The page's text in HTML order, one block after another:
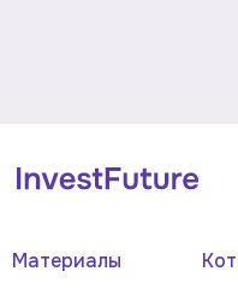
Материалы